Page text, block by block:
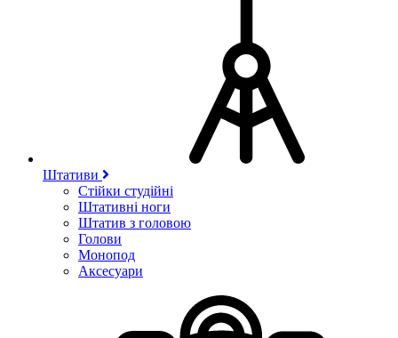
Штативи
Стійки студійні
Штативні ноги
Штатив з головою
Голови
Монопод
Аксесуари